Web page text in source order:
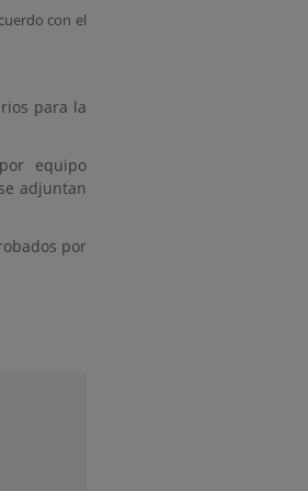
con el
para la
equipo
e adjuntan
por